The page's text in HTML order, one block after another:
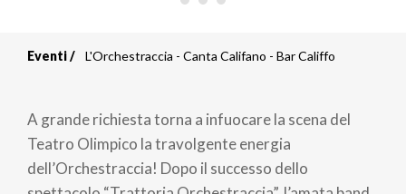
di
pane
Eventi L'Orchestraccia - Canta Califano - Bar Califfo
A grande richiesta torna a infuocare la scena del
Teatro Olimpico la travolgente energia
dell’Orchestraccia! Dopo il successo dello